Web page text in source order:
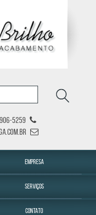
5259
EMPRESA
SERVIÇOS
CONTATO